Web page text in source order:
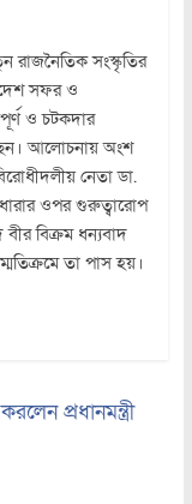
রাজনৈতিক সংস্কৃতির
সফর ও
ও চটকদার
আলোচনায় অংশ
নেতা ডা.
ওপর গুরুত্বারোপ
বিক্রম ধন্যবাদ
তা পাস হয়।
প্রধানমন্ত্রী